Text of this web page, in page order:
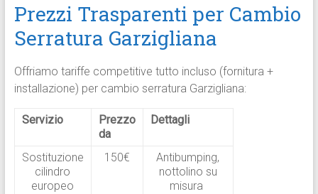
Prezzi Trasparenti per Cambio
Serratura Garzigliana
Offriamo tariffe competitive tutto incluso (fornitura +
installazione) per cambio serratura Garzigliana:
Servizio
Prezzo
da
Dettagli
Sostituzione
cilindro
europeo
150€
Antibumping,
nottolino su
misura